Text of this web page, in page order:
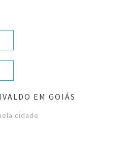
EM GOIÁS
cidade